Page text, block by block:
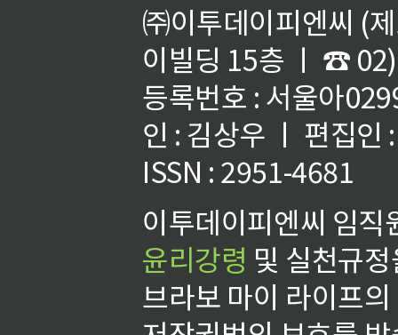
㈜이투데이피엔씨 (
이빌딩 15층 ㅣ ☎
등록번호 : 서울아
인 : 김상우 ㅣ 편집인
ISSN : 2951-4681
이투데이피엔씨 임
윤리강령 및 실천규
브라보 마이 라이프